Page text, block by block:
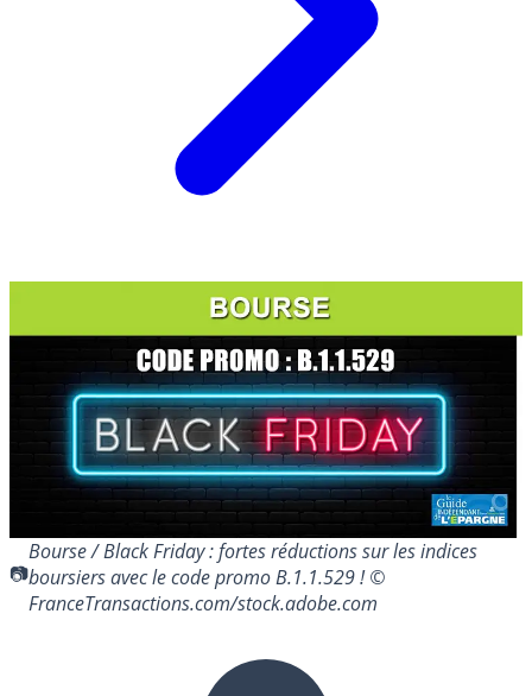
Bourse / Black Friday : fortes réductions sur les indices
boursiers avec le code promo B.1.1.529 ! ©
FranceTransactions.com/stock.adobe.com